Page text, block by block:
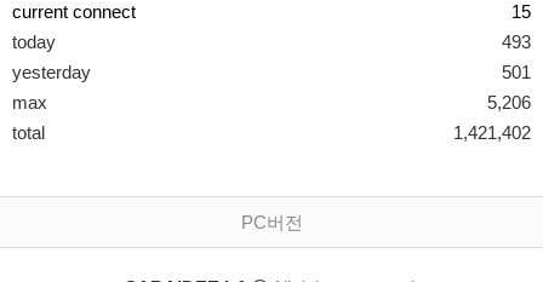
current connect
15
today
493
yesterday
501
max
5,206
total
1,421,402
PC버전